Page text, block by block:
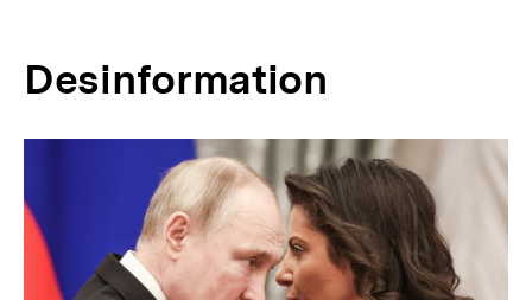
Desinformation
überspringen